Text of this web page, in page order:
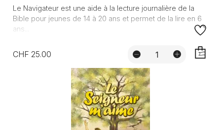
Le Navigateur est une aide à la lecture journalière de la
Bible pour jeunes de 14 à 20 ans et permet de la lire en 6
ans...
CHF 25.00